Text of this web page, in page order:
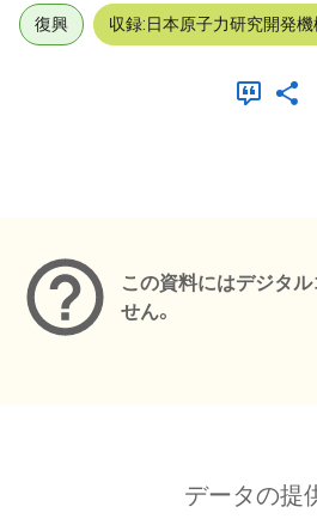
復興 収録:日本原子力研究開発
この資料にはデジタ
せん。
データの提